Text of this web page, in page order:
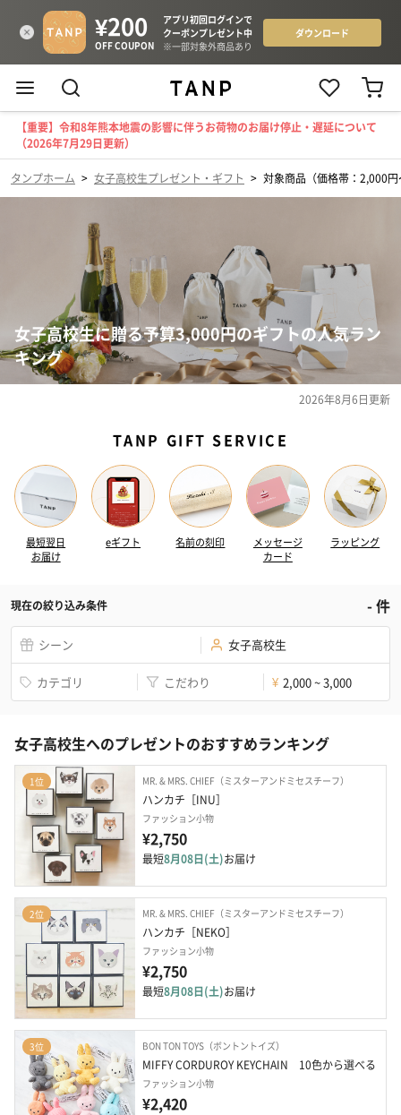
【重要】令和8年熊本地震の影響に伴うお荷物のお届け停止・遅延について
（2026年7月29日更新）
タンプホーム > 女子高校生プレゼント・ギフト > 対象商品（価格帯：2,000
女子高校生に贈る予算3,000円のギフトの人気ラン
キング
2026年8月6日更新
TANP GIFT SERVICE
最短翌日
お届け
eギフト 名前の刻印
メッセージ
カード
ラッピング
現在の絞り込み条件 -件
シーン 女子高校生
カテゴリ こだわり ¥ 2,000 ~ 3,000
女子高校生へのプレゼントのおすすめランキング
1位 MR. & MRS. CHIEF（ミスターアンドミセスチーフ）
ハンカチ［INU］
ファッション小物
¥2,750
最短8月08日(土)お届け
2位 MR. & MRS. CHIEF（ミスターアンドミセスチーフ）
ハンカチ［NEKO］
ファッション小物
¥2,750
最短8月08日(土)お届け
3位 BON TON TOYS（ボントントイズ）
MIFFY CORDUROY KEYCHAIN　10色から選べる
ファッション小物
¥2,420